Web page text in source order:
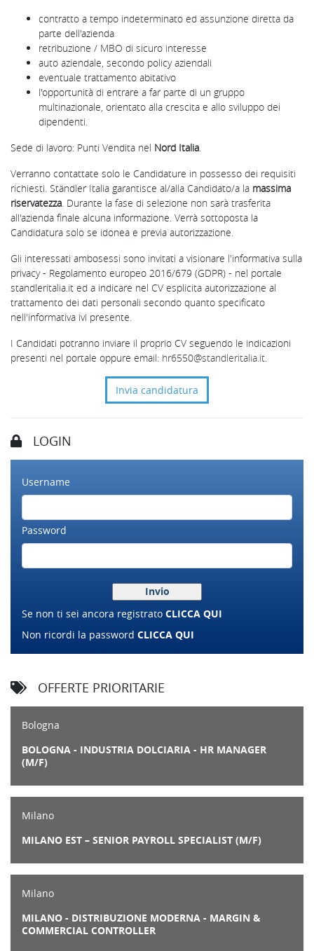
contratto a tempo indeterminato ed assunzione diretta da
parte dell'azienda
retribuzione / MBO di sicuro interesse
auto aziendale, secondo policy aziendali
eventuale trattamento abitativo
l'opportunità di entrare a far parte di un gruppo
multinazionale, orientato alla crescita e allo sviluppo dei
dipendenti.
Sede di lavoro: Punti Vendita nel Nord Italia
Verranno contattate solo le Candidature in possesso dei requisiti
richiesti. Ständler Italia garantisce al/alla Candidato/a la massima
riservatezza . Durante la fase di selezione non sarà trasferita
all'azienda finale alcuna informazione. Verrà sottoposta la
Candidatura solo se idonea e previa autorizzazione.
Gli interessati ambosessi sono invitati a visionare l'informativa sulla
privacy - Regolamento europeo 2016/679 (GDPR) - nel portale
standleritalia.it ed a indicare nel CV esplicita autorizzazione al
trattamento dei dati personali secondo quanto specificato
nell'informativa ivi presente.
I Candidati potranno inviare il proprio CV seguendo le indicazioni
presenti nel portale oppure email: hr6550@standleritalia.it
Invia candidatura
LOGIN
Username
Password
Se non ti sei ancora registrato CLICCA QUI
Non ricordi la password CLICCA QUI
OFFERTE PRIORITARIE
Bologna
BOLOGNA - INDUSTRIA DOLCIARIA - HR MANAGER
(M/F)
Milano
MILANO EST – SENIOR PAYROLL SPECIALIST (M/F)
Milano
MILANO - DISTRIBUZIONE MODERNA - MARGIN &
COMMERCIAL CONTROLLER